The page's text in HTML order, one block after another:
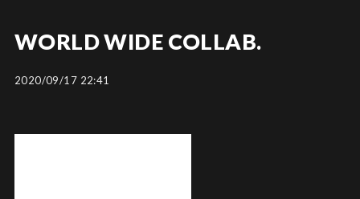
WORLD WIDE COLLAB.
2020/09/17 22:41